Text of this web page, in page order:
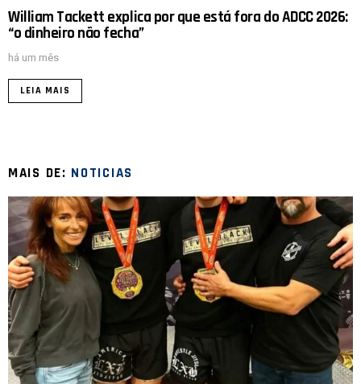
William Tackett explica por que está fora do ADCC 2026:
“o dinheiro não fecha”
há um mês
LEIA MAIS
MAIS DE: NOTICIAS